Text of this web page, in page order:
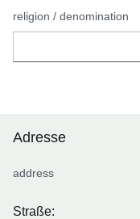
religion / denomination
Adresse
address
Straße: